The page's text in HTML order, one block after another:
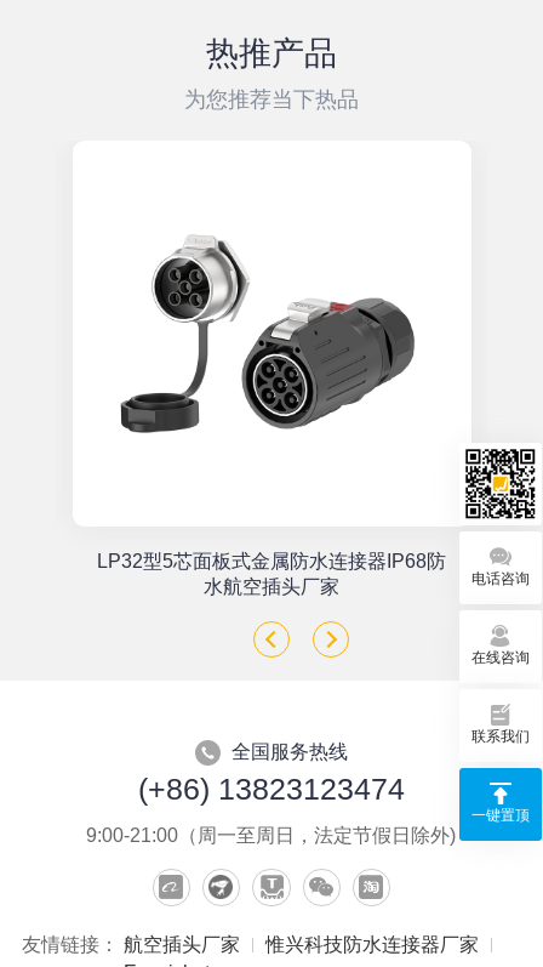
热推产品
为您推荐当下热品
LP32型5芯面板式金属防水连接器IP68防
水航空插头厂家
全国服务热线
(+86) 13823123474
9:00-21:00（周一至周日，法定节假日除外)
友情链接： 航空插头厂家
惟兴科技防水连接器厂家
电话咨询
在线咨询
联系我们
一键置顶